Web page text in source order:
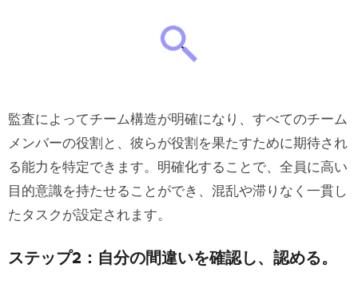
監査によってチーム構造が明確になり、すべてのチーム
メンバーの役割と、彼らが役割を果たすために期待され
る能力を特定できます。明確化することで、全員に高い
目的意識を持たせることができ、混乱や滞りなく一貫し
たタスクが設定されます。
ステップ2：自分の間違いを確認し、認める。